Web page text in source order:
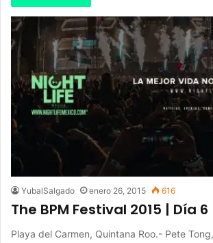
YubalSalgado enero 26, 2015 616
The BPM Festival 2015 | Día 6
Playa del Carmen, Quintana Roo.- Pete